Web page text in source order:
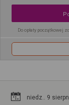
Do opłaty początkowej
niedz.. 9